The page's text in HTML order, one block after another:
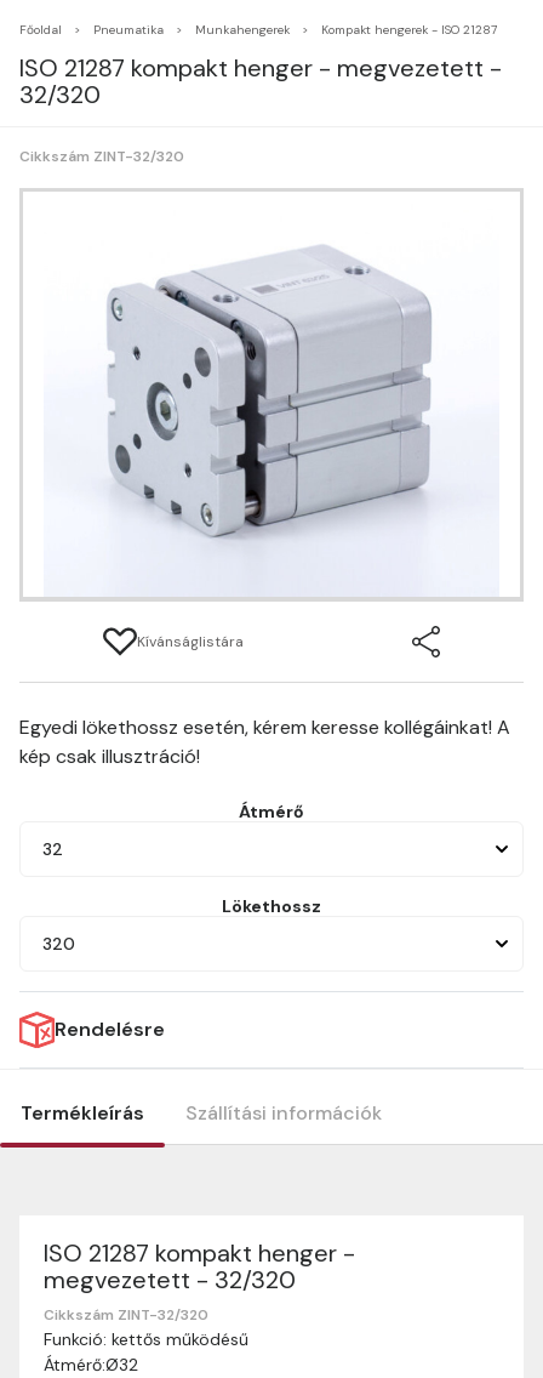
Főoldal Pneumatika Munkahengerek Kompakt hengerek - ISO 21287
ISO 21287 kompakt henger - megvezetett -
32/320
Cikkszám ZINT-32/320
Kívánságlistára
Egyedi lökethossz esetén, kérem keresse kollégáinkat! A
kép csak illusztráció!
Átmérő
32
Lökethossz
320
Rendelésre
Termékleírás Szállítási információk
ISO 21287 kompakt henger -
megvezetett - 32/320
Cikkszám ZINT-32/320
Funkció: kettős működésű
Átmérő:Ø32
Szállítási információk
Nagyon köszönjük, hogy webshopunkat választottátok
vásárlásaitokhoz. Az alábbiakban megtaláljátok szállítási
információinkat, hogy a vásárlásotok gördülékenyen és
zökkenőmentesen történhessen.